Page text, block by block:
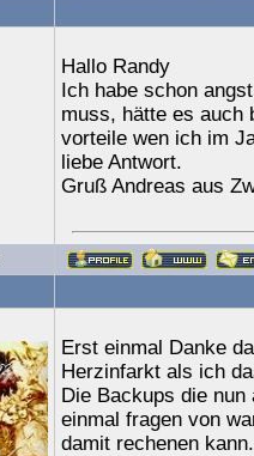
Hallo Randy
Ich habe schon
muss, hätte es auch
vorteile wen ich im
liebe Antwort.
Gruß Andreas aus
Erst einmal Danke
Herzinfarkt als ich
Die Backups die
einmal fragen von
damit rechenen kann.